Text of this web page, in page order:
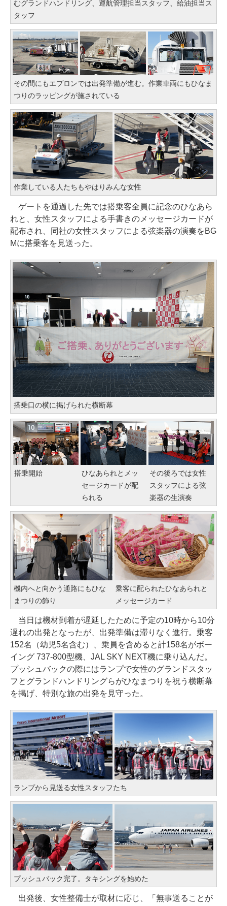
むグランドハンドリング、運航管理担当スタッフ、給油担当ス
タッフ
その間にもエプロンでは出発準備が進む。作業車両にもひなま
つりのラッピングが施されている
作業している人たちもやはりみんな女性
ゲートを通過した先では搭乗客全員に記念のひなあら
れと、女性スタッフによる手書きのメッセージカードが
配布され、同社の女性スタッフによる弦楽器の演奏をBG
Mに搭乗客を見送った。
搭乗口の横に掲げられた横断幕
搭乗開始
ひなあられとメッ
セージカードが配
られる
その後ろでは女性
スタッフによる弦
楽器の生演奏
機内へと向かう通路にもひな
まつりの飾り
乗客に配られたひなあられと
メッセージカード
当日は機材到着が遅延したために予定の10時から10分
遅れの出発となったが、出発準備は滞りなく進行。乗客
152名（幼児5名含む）、乗員を含めると計158名がボー
イング 737-800型機、JAL SKY NEXT機に乗り込んだ。
プッシュバックの際にはランプで女性のグランドスタッ
フとグランドハンドリングらがひなまつりを祝う横断幕
を掲げ、特別な旅の出発を見守った。
ランプから見送る女性スタッフたち
プッシュバック完了。タキシングを始めた
出発後、女性整備士が取材に応じ、「無事送ることが